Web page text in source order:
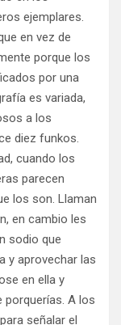
ejemplares.
en vez de
porque los
por una
es variada,
a los
diez funkos.
cuando los
parecen
los son. Llaman
en cambio les
sodio que
y aprovechar las
en ella y
A los
señalar el